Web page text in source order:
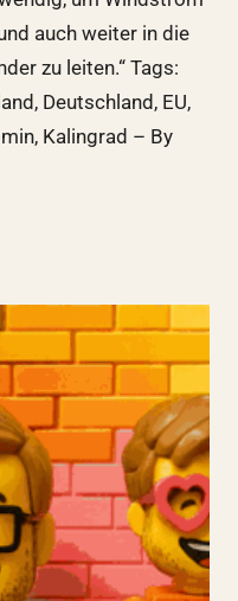
auch weiter in die
zu leiten.“ Tags:
Deutschland, EU,
Kalingrad – By